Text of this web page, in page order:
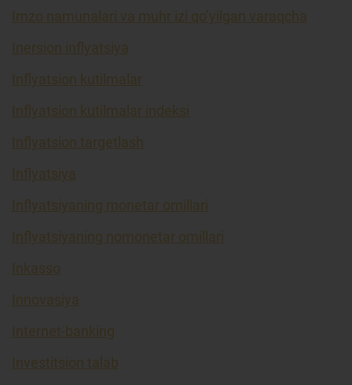
Imzo namunalari va muhr izi qo’yilgan varaqcha
Inersion inflyatsiya
Inflyatsion kutilmalar
Inflyatsion kutilmalar indeksi
Inflyatsion targetlash
Inflyatsiya
Inflyatsiyaning monetar omillari
Inflyatsiyaning nomonetar omillari
Inkasso
Innovasiya
Internet-banking
Investitsion talab